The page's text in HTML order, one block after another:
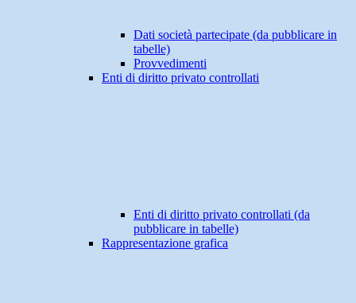
Dati società partecipate (da pubblicare in
tabelle)
Provvedimenti
Enti di diritto privato controllati
Enti di diritto privato controllati (da
pubblicare in tabelle)
Rappresentazione grafica